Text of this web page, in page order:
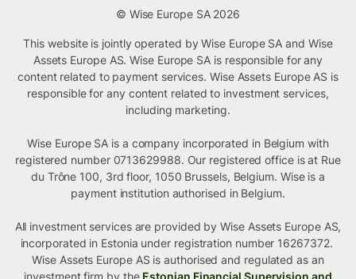
© Wise Europe SA 2026
This website is jointly operated by Wise Europe SA and Wise
Assets Europe AS. Wise Europe SA is responsible for any
content related to payment services. Wise Assets Europe AS is
responsible for any content related to investment services,
including marketing.
Wise Europe SA is a company incorporated in Belgium with
registered number 0713629988. Our registered office is at Rue
du Trône 100, 3rd floor, 1050 Brussels, Belgium. Wise is a
payment institution authorised in Belgium.
All investment services are provided by Wise Assets Europe AS,
incorporated in Estonia under registration number 16267372.
Wise Assets Europe AS is authorised and regulated as an
investment firm by the Estonian Financial Supervision and